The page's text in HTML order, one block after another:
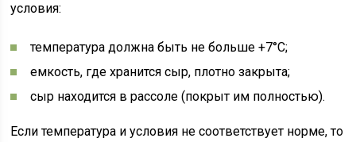
условия:
температура должна быть не больше +7°С;
емкость, где хранится сыр, плотно закрыта;
сыр находится в рассоле (покрыт им полностью).
Если температура и условия не соответствует норме, то